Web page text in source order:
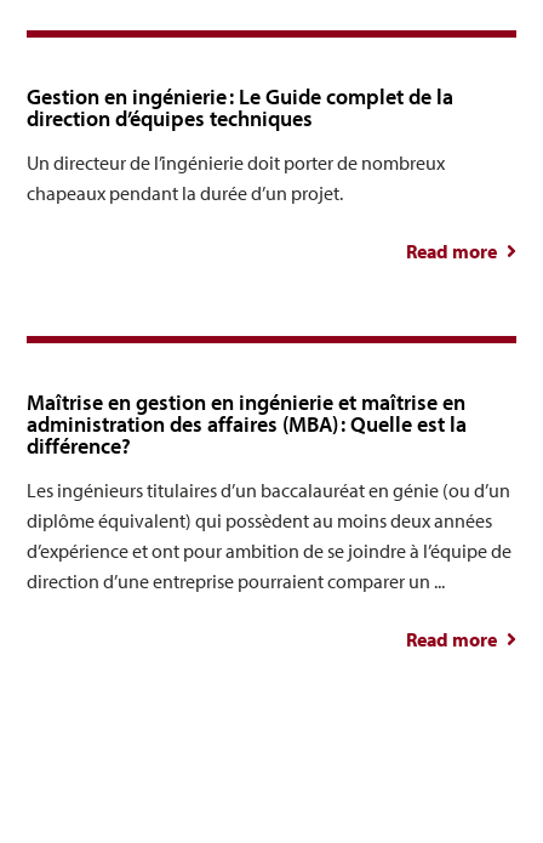
Gestion en ingénierie : Le Guide complet de la
direction d’équipes techniques
Un directeur de l’ingénierie doit porter de nombreux
chapeaux pendant la durée d’un projet.
Read more
Maîtrise en gestion en ingénierie et maîtrise en
administration des affaires (MBA) : Quelle est la
différence?
Les ingénieurs titulaires d’un baccalauréat en génie (ou d’un
diplôme équivalent) qui possèdent au moins deux années
d’expérience et ont pour ambition de se joindre à l’équipe de
direction d’une entreprise pourraient comparer un ...
Read more